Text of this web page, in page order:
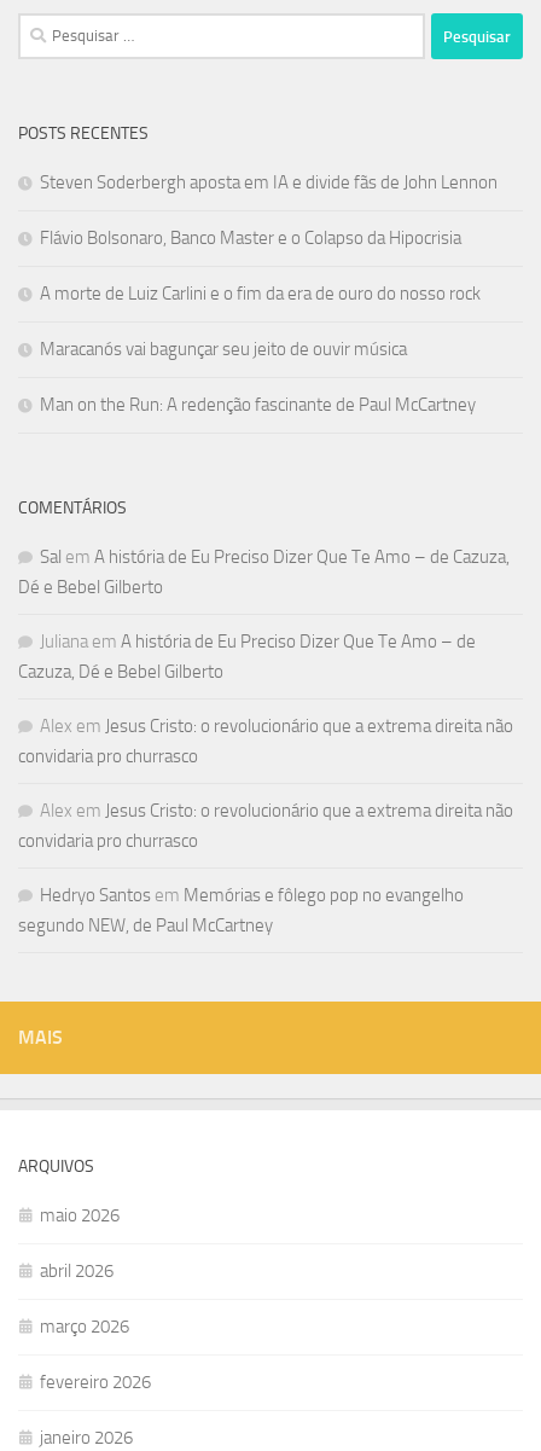
Pesquisar
por:
POSTS RECENTES
Steven Soderbergh aposta em IA e divide fãs de John Lennon
Flávio Bolsonaro, Banco Master e o Colapso da Hipocrisia
A morte de Luiz Carlini e o fim da era de ouro do nosso rock
Maracanós vai bagunçar seu jeito de ouvir música
Man on the Run: A redenção fascinante de Paul McCartney
COMENTÁRIOS
Sal em A história de Eu Preciso Dizer Que Te Amo – de Cazuza,
Dé e Bebel Gilberto
Juliana em A história de Eu Preciso Dizer Que Te Amo – de
Cazuza, Dé e Bebel Gilberto
Alex em Jesus Cristo: o revolucionário que a extrema direita não
convidaria pro churrasco
Alex em Jesus Cristo: o revolucionário que a extrema direita não
convidaria pro churrasco
Hedryo Santos em Memórias e fôlego pop no evangelho
segundo NEW, de Paul McCartney
MAIS
ARQUIVOS
maio 2026
abril 2026
março 2026
fevereiro 2026
janeiro 2026